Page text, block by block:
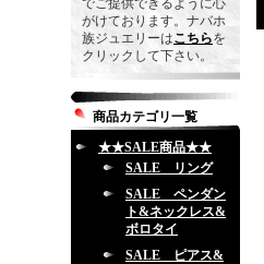
でご提供できるように心
がけております。ナバホ
族ジュエリーはこちらを
クリックして下さい。
商品カテゴリ一覧
★★SALE商品★★
SALE リング
SALE ペンダン
ト&ネックレス&
ボロタイ
SALE ピアス&